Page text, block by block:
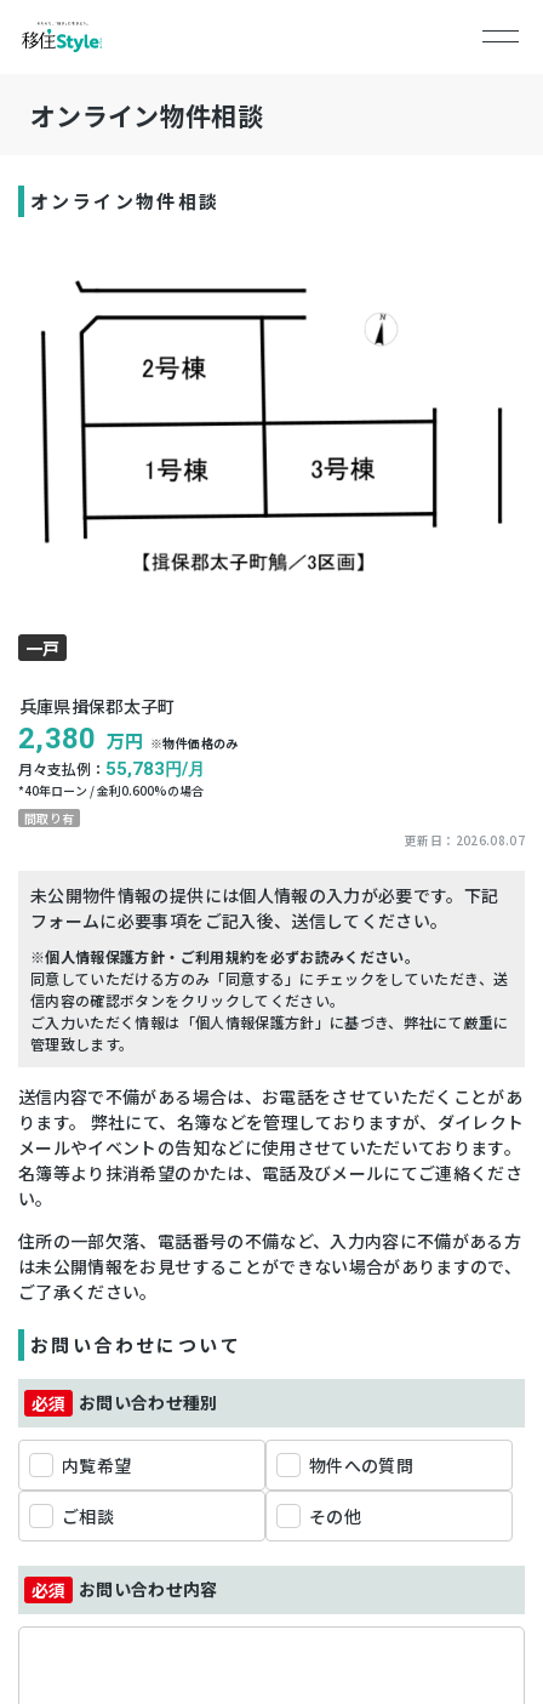
オンライン物件相談
オンライン物件相談
一戸
兵庫県揖保郡太子町
2,380 万円 ※物件価格のみ
月々支払例： 55,783円/月
*40年ローン / 金利0.600%の場合
間取り有
更新日： 2026.08.07
未公開物件情報の提供には個人情報の入力が必要です。下記
フォームに必要事項をご記入後、送信してください。
※個人情報保護方針・ご利用規約を必ずお読みください。
同意していただける方のみ「同意する」にチェックをしていただき、送
信内容の確認ボタンをクリックしてください。
ご入力いただく情報は「個人情報保護方針」に基づき、弊社にて厳重に
管理致します。
送信内容で不備がある場合は、お電話をさせていただくことがあ
ります。 弊社にて、名簿などを管理しておりますが、ダイレクト
メールやイベントの告知などに使用させていただいております。
名簿等より抹消希望のかたは、電話及びメールにてご連絡くださ
い。
住所の一部欠落、電話番号の不備など、入力内容に不備がある方
は未公開情報をお見せすることができない場合がありますので、
ご了承ください。
お問い合わせについて
お問い合わせ種別
内覧希望 物件への質問
ご相談 その他
お問い合わせ内容